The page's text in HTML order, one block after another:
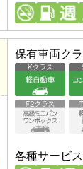
保有車両ク
各種サービス